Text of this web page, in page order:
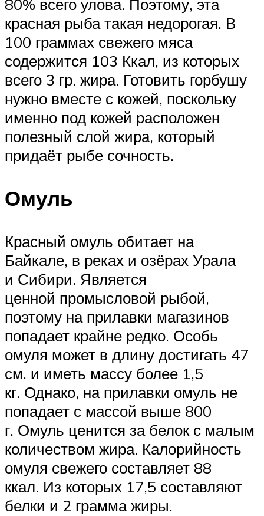
80% всего улова. Поэтому, эта
красная рыба такая недорогая. В
100 граммах свежего мяса
содержится 103 Ккал, из которых
всего 3 гр. жира. Готовить горбушу
нужно вместе с кожей, поскольку
именно под кожей расположен
полезный слой жира, который
придаёт рыбе сочность.
Омуль
Красный омуль обитает на
Байкале, в реках и озёрах Урала
и Сибири. Является
ценной промысловой рыбой,
поэтому на прилавки магазинов
попадает крайне редко. Особь
омуля может в длину достигать 47
см. и иметь массу более 1,5
кг. Однако, на прилавки омуль не
попадает с массой выше 800
г. Омуль ценится за белок с малым
количеством жира. Калорийность
омуля свежего составляет 88
ккал. Из которых 17,5 составляют
белки и 2 грамма жиры.